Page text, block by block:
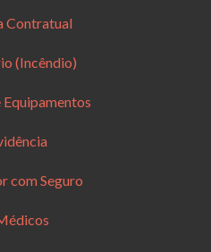
Contratual
(Incêndio)
Equipamentos
com Seguro